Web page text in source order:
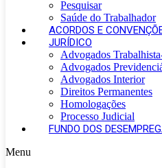
Pesquisar
Saúde do Trabalhador
ACORDOS E
JURÍDICO
Advogados
Advogados
Advogados Interior
Direitos Permanentes
Homologações
Processo Judicial
FUNDO DOS
Menu